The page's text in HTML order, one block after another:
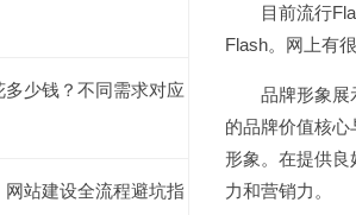
少钱？不同需求对应
站建设全流程避坑指
目前流行
Flash。网上有
品牌形象展示
的品牌价值核
形象。在提供良
力和营销力。